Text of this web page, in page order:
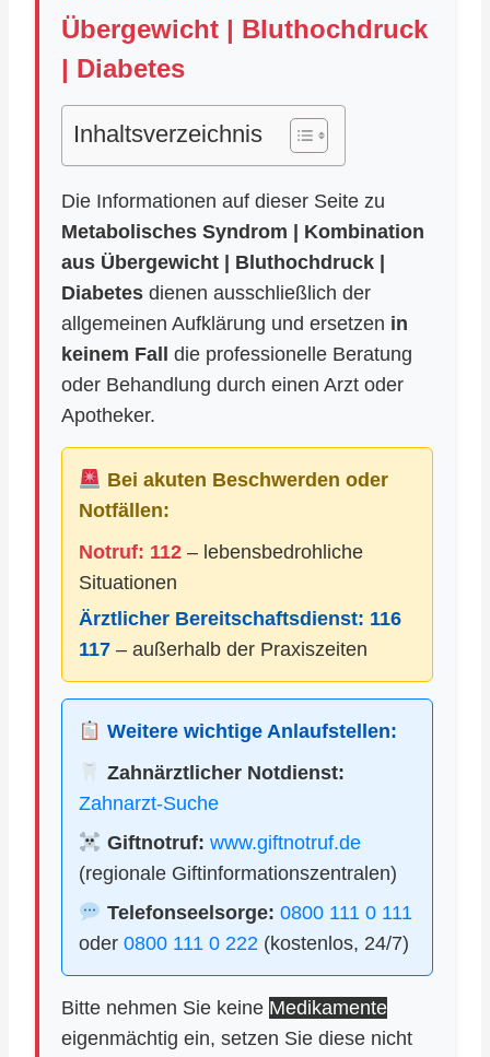
Übergewicht | Bluthochdruck
| Diabetes
Inhaltsverzeichnis
Die Informationen auf dieser Seite zu
Metabolisches Syndrom | Kombination
aus Übergewicht | Bluthochdruck |
Diabetes dienen ausschließlich der
allgemeinen Aufklärung und ersetzen in
keinem Fall
die professionelle Beratung
oder Behandlung durch einen Arzt oder
Apotheker.
Bei akuten Beschwerden oder
Notfällen:
Notruf: 112 – lebensbedrohliche
Situationen
Ärztlicher Bereitschaftsdienst: 116
117 – außerhalb der Praxiszeiten
Weitere wichtige Anlaufstellen:
Zahnärztlicher Notdienst:
Zahnarzt-Suche
Giftnotruf: www.giftnotruf.de
(regionale Giftinformationszentralen)
Telefonseelsorge: 0800 111 0 111
oder 0800 111 0 222 (kostenlos, 24/7)
Bitte nehmen Sie keine Medikamente
eigenmächtig ein, setzen Sie diese nicht